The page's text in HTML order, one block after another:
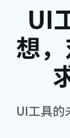
UI
想
UI工具的